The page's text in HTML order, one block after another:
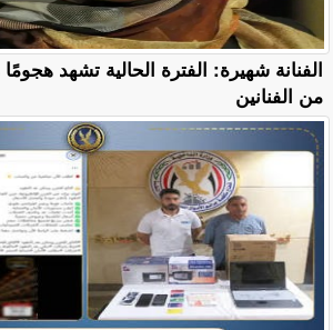
الفنانة شهيرة: الفترة الحالية تشهد
من الفنانين